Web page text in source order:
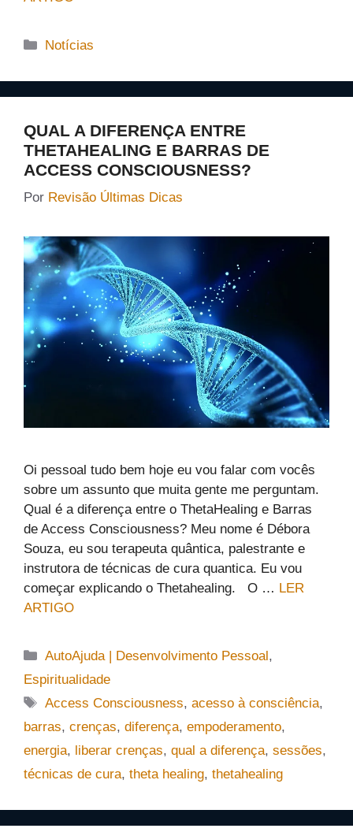
Categorias
Notícias
QUAL A DIFERENÇA ENTRE
THETAHEALING E BARRAS DE
ACCESS CONSCIOUSNESS?
Por Revisão Últimas Dicas
Oi pessoal tudo bem hoje eu vou falar com vocês
sobre um assunto que muita gente me perguntam.
Qual é a diferença entre o ThetaHealing e Barras
de Access Consciousness? Meu nome é Débora
Souza, eu sou terapeuta quântica, palestrante e
instrutora de técnicas de cura quantica. Eu vou
começar explicando o Thetahealing. O … LER
ARTIGO
Categorias
AutoAjuda | Desenvolvimento Pessoal,
Espiritualidade
Tags
Access Consciousness,acesso à consciência,
barras, crenças, diferença, empoderamento,
energia, liberar crenças, qual a diferença, sessões,
técnicas de cura, theta healing, thetahealing